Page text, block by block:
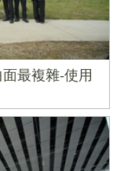
最複雜-使用